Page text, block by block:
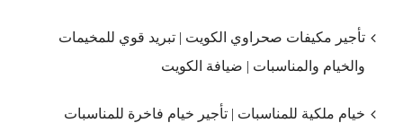
تأجير مكيفات صحراوي الكويت | تبريد قوي للمخيمات
والخيام والمناسبات | ضيافة الكويت
خيام ملكية للمناسبات | تأجير خيام فاخرة للمناسبات